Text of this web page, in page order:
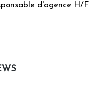
d'agence H/F